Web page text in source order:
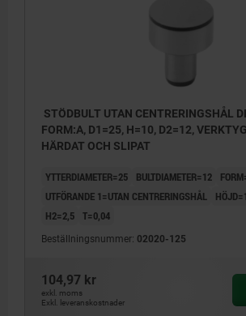
STÖDBULT UTAN CENTRERINGSHÅL
FORM:A, D1=25, H=10, D2=12,
HÄRDAT OCH SLIPAT
YTTERDIAMETER=25 BULTDIAMETER=12
UTFÖRANDE 1=UTAN CENTRERINGSHÅL
H2=2,5 T=0,04
Beställningsnummer: 02020-125
104,97 kr
exkl. moms
Exkl. leveranskostnader